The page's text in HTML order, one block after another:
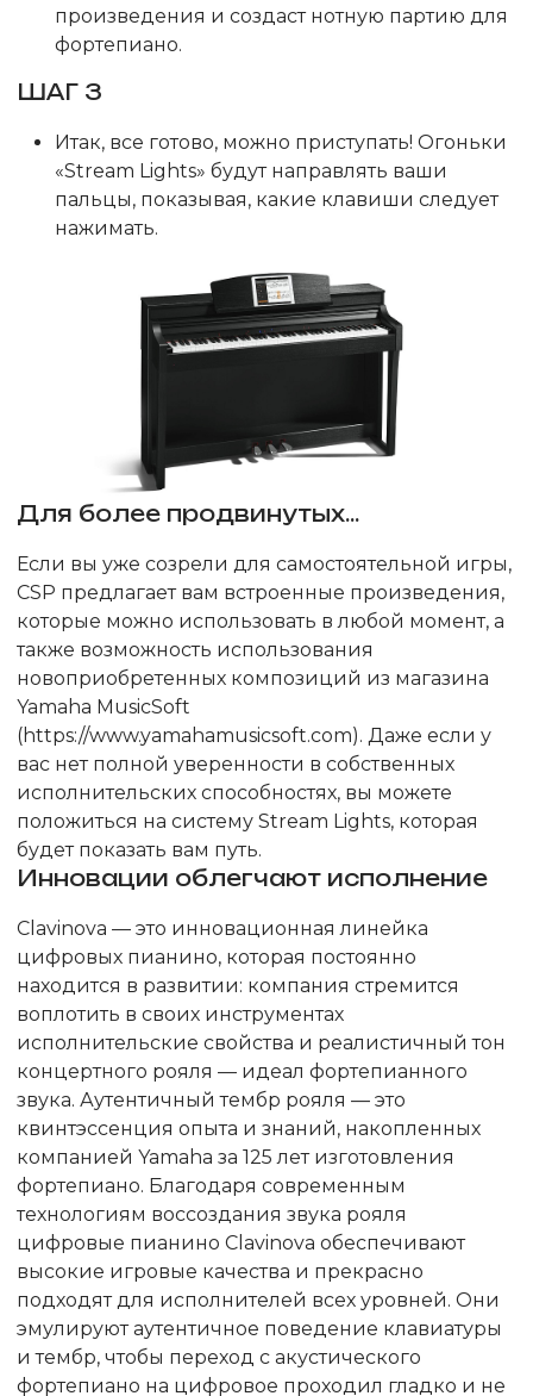
произведения и создаст нотную партию для
фортепиано.
ШАГ 3
Итак, все готово, можно приступать! Огоньки
«Stream Lights» будут направлять ваши
пальцы, показывая, какие клавиши следует
нажимать.
Для более продвинутых...
Если вы уже созрели для самостоятельной игры,
CSP предлагает вам встроенные произведения,
которые можно использовать в любой момент, а
также возможность использования
новоприобретенных композиций из магазина
Yamaha MusicSoft
(https://www.yamahamusicsoft.com). Даже если у
вас нет полной уверенности в собственных
исполнительских способностях, вы можете
положиться на систему Stream Lights, которая
будет показать вам путь.
Инновации облегчают исполнение
Clavinova — это инновационная линейка
цифровых пианино, которая постоянно
находится в развитии: компания стремится
воплотить в своих инструментах
исполнительские свойства и реалистичный тон
концертного рояля — идеал фортепианного
звука. Аутентичный тембр рояля — это
квинтэссенция опыта и знаний, накопленных
компанией Yamaha за 125 лет изготовления
фортепиано. Благодаря современным
технологиям воссоздания звука рояля
цифровые пианино Clavinova обеспечивают
высокие игровые качества и прекрасно
подходят для исполнителей всех уровней. Они
эмулируют аутентичное поведение клавиатуры
и тембр, чтобы переход с акустического
фортепиано на цифровое проходил гладко и не